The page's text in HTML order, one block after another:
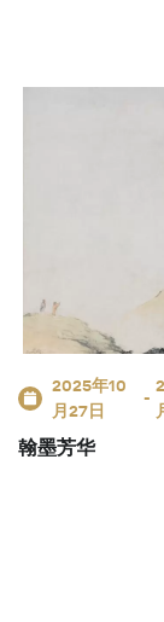
2025年10
月27日
-
翰墨芳华